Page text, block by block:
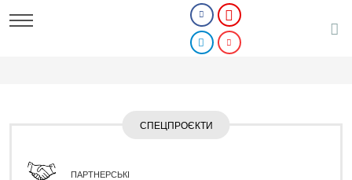
СПЕЦПРОЄКТИ
ПАРТНЕРСЬКІ